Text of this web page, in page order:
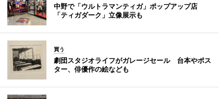
中野で「ウルトラマンティガ」ポップアップ店
「ティガダーク」立像展示も
買う
劇団スタジオライフがガレージセール 台本やポス
ター、俳優作の絵なども